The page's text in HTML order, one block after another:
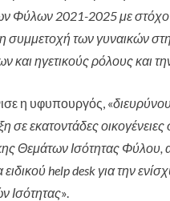
Φύλων 2021-2025 με στόχο
συμμετοχή των γυναικών
και ηγετικούς ρόλους και
η υφυπουργός, «
σε εκατοντάδες
Θεμάτων Ισότητας Φύλου,
ειδικού help desk για την
Ισότητας».